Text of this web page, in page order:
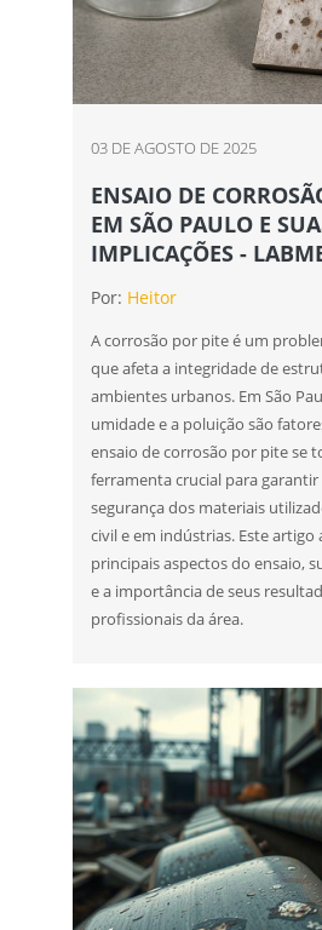
03 DE AGOSTO DE 2025
ENSAIO DE
EM SÃO PAULO E
IMPLICAÇÕES -
Por: Heitor
A corrosão por pite é um
que afeta a integridade de
ambientes urbanos. Em São
umidade e a poluição são
ensaio de corrosão por pite se
ferramenta crucial para
segurança dos materiais
civil e em indústrias. Este artigo
principais aspectos do ensaio,
e a importância de seus
profissionais da área.